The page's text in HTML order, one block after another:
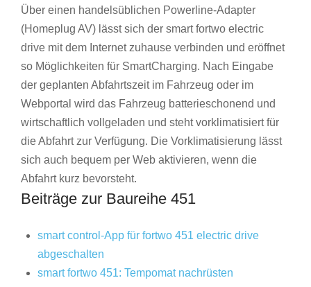
Über einen handelsüblichen Powerline-Adapter
(Homeplug AV) lässt sich der smart fortwo electric
drive mit dem Internet zuhause verbinden und eröffnet
so Möglichkeiten für SmartCharging. Nach Eingabe
der geplanten Abfahrtszeit im Fahrzeug oder im
Webportal wird das Fahrzeug batterieschonend und
wirtschaftlich vollgeladen und steht vorklimatisiert für
die Abfahrt zur Verfügung. Die Vorklimatisierung lässt
sich auch bequem per Web aktivieren, wenn die
Abfahrt kurz bevorsteht.
Beiträge zur Baureihe 451
smart control-App für fortwo 451 electric drive
abgeschalten
smart fortwo 451: Tempomat nachrüsten